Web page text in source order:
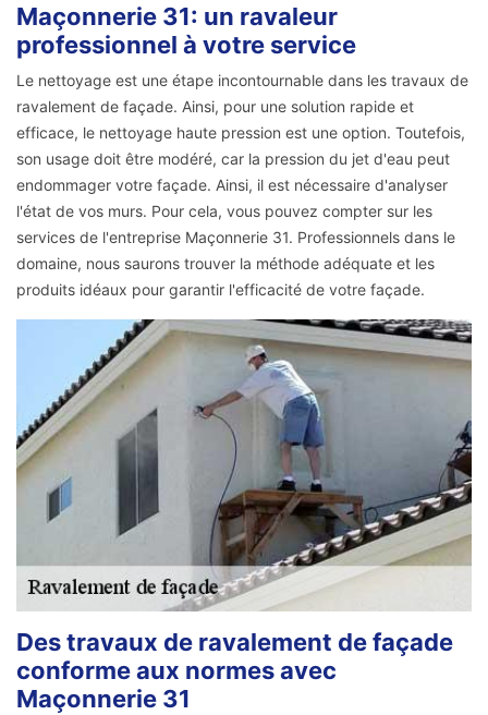
Maçonnerie 31: un ravaleur
professionnel à votre service
Le nettoyage est une étape incontournable dans les travaux de
ravalement de façade. Ainsi, pour une solution rapide et
efficace, le nettoyage haute pression est une option. Toutefois,
son usage doit être modéré, car la pression du jet d'eau peut
endommager votre façade. Ainsi, il est nécessaire d'analyser
l'état de vos murs. Pour cela, vous pouvez compter sur les
services de l'entreprise Maçonnerie 31. Professionnels dans le
domaine, nous saurons trouver la méthode adéquate et les
produits idéaux pour garantir l'efficacité de votre façade.
Des travaux de ravalement de façade
conforme aux normes avec
Maçonnerie 31